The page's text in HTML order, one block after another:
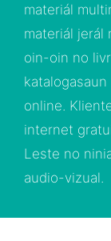
materiál
materiál jerál
oin-oin no
online.
internet
Leste no
audio-vizual.